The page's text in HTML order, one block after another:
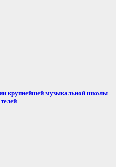
крупнейшей музыкальной школы